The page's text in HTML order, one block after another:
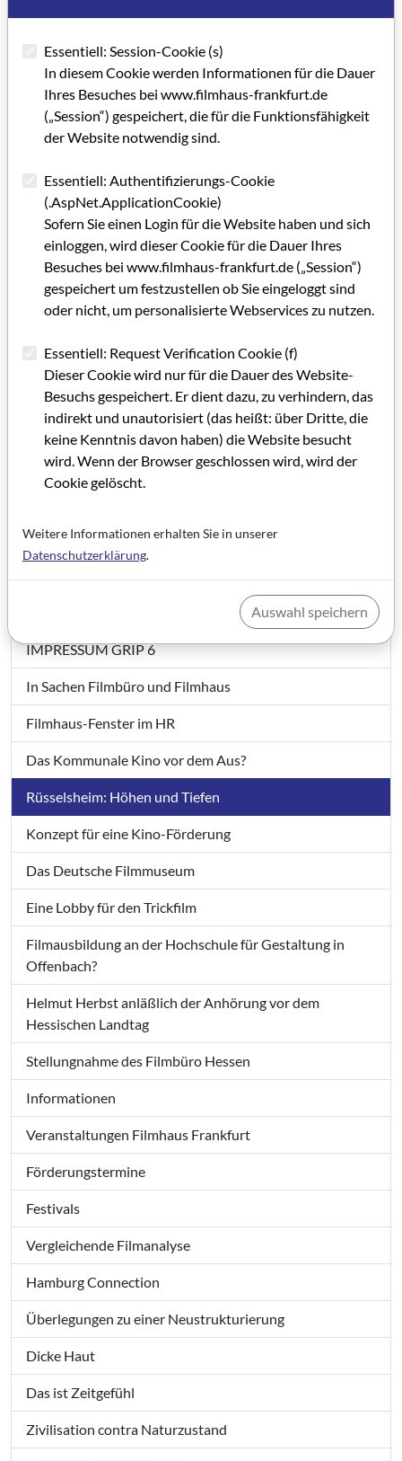
GRIP 06
IMPRESSUM GRIP 6
In Sachen Filmbüro und Filmhaus
Filmhaus-Fenster im HR
Das Kommunale Kino vor dem Aus?
Rüsselsheim: Höhen und Tiefen
Konzept für eine Kino-Förderung
Das Deutsche Filmmuseum
Eine Lobby für den Trickfilm
Filmausbildung an der Hochschule für Gestaltung in
Offenbach?
Helmut Herbst anläßlich der Anhörung vor dem
Hessischen Landtag
Stellungnahme des Filmbüro Hessen
Informationen
Veranstaltungen Filmhaus Frankfurt
Förderungstermine
Festivals
Vergleichende Filmanalyse
Hamburg Connection
Überlegungen zu einer Neustrukturierung
Dicke Haut
Das ist Zeitgefühl
Zivilisation contra Naturzustand
Essentiell: Session-Cookie (s)
In diesem Cookie werden Informationen für die Dauer
Ihres Besuches bei www.filmhaus-frankfurt.de
(„Session“) gespeichert, die für die Funktionsfähigkeit
der Website notwendig sind.
Essentiell: Authentifizierungs-Cookie
(.AspNet.ApplicationCookie)
Sofern Sie einen Login für die Website haben und sich
einloggen, wird dieser Cookie für die Dauer Ihres
Besuches bei www.filmhaus-frankfurt.de („Session“)
gespeichert um festzustellen ob Sie eingeloggt sind
oder nicht, um personalisierte Webservices zu nutzen.
Essentiell: Request Verification Cookie (f)
Dieser Cookie wird nur für die Dauer des Website-
Besuchs gespeichert. Er dient dazu, zu verhindern, das
indirekt und unautorisiert (das heißt: über Dritte, die
keine Kenntnis davon haben) die Website besucht
wird. Wenn der Browser geschlossen wird, wird der
Cookie gelöscht.
Weitere Informationen erhalten Sie in unserer
Datenschutzerklärung.
Auswahl speichern